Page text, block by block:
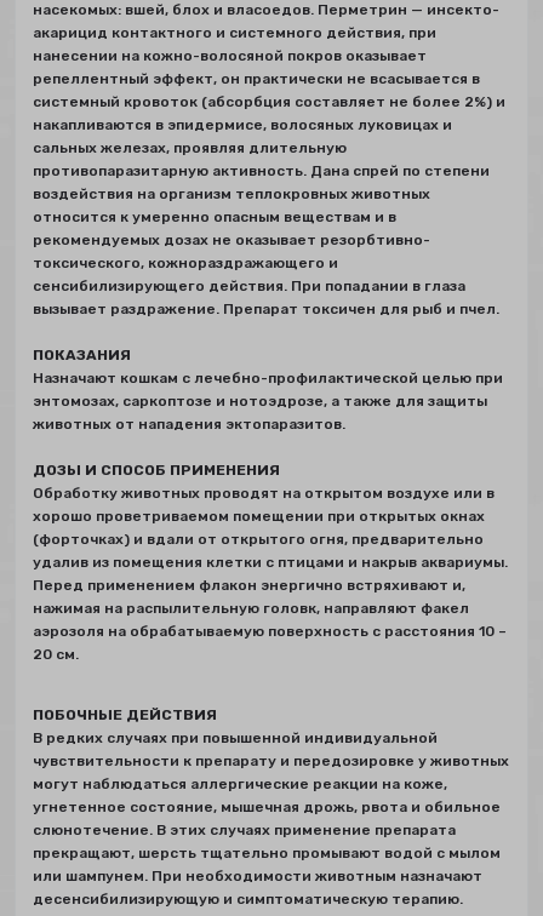
насекомых: вшей, блох и власоедов. Перметрин — инсекто-
акарицид контактного и системного действия, при
нанесении на кожно-волосяной покров оказывает
репеллентный эффект, он практически не всасывается в
системный кровоток (абсорбция составляет не более 2%) и
накапливаются в эпидермисе, волосяных луковицах и
сальных железах, проявляя длительную
противопаразитарную активность. Дана спрей по степени
воздействия на организм теплокровных животных
относится к умеренно опасным веществам и в
рекомендуемых дозах не оказывает резорбтивно-
токсического, кожнораздражающего и
сенсибилизирующего действия. При попадании в глаза
вызывает раздражение. Препарат токсичен для рыб и пчел.
ПОКАЗАНИЯ
Назначают кошкам с лечебно-профилактической целью при
энтомозах, саркоптозе и нотоэдрозе, а также для защиты
животных от нападения эктопаразитов.
ДОЗЫ И СПОСОБ ПРИМЕНЕНИЯ
Обработку животных проводят на открытом воздухе или в
хорошо проветриваемом помещении при открытых окнах
(форточках) и вдали от открытого огня, предварительно
удалив из помещения клетки с птицами и накрыв аквариумы.
Перед применением флакон энергично встряхивают и,
нажимая на распылительную головк, направляют факел
аэрозоля на обрабатываемую поверхность с расстояния 10 –
20 см.
ПОБОЧНЫЕ ДЕЙСТВИЯ
В редких случаях при повышенной индивидуальной
чувствительности к препарату и передозировке у животных
могут наблюдаться аллергические реакции на коже,
угнетенное состояние, мышечная дрожь, рвота и обильное
слюнотечение. В этих случаях применение препарата
прекращают, шерсть тщательно промывают водой с мылом
или шампунем. При необходимости животным назначают
десенсибилизирующую и симптоматическую терапию.